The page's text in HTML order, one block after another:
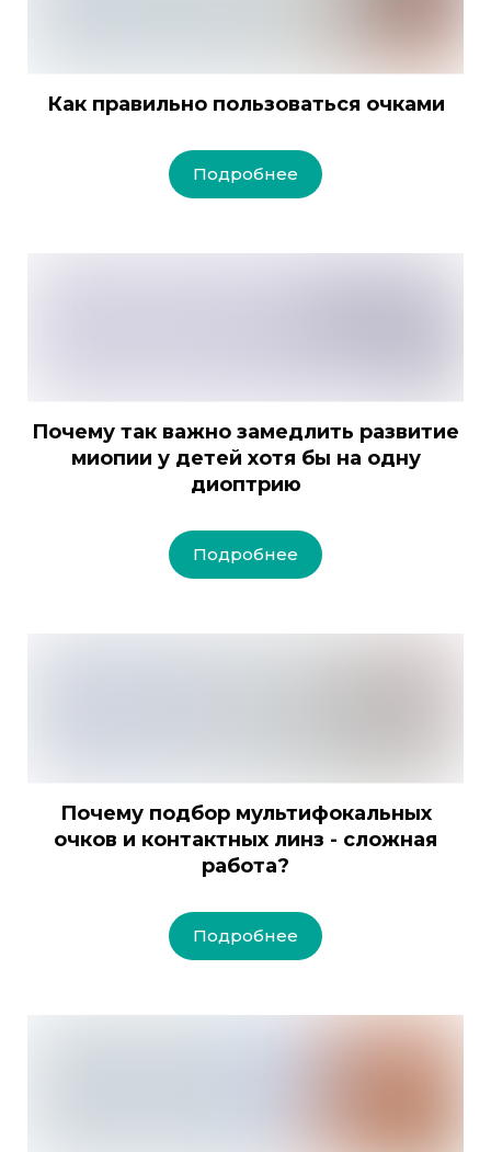
Как правильно пользоваться очками
Подробнее
Почему так важно замедлить развитие
миопии у детей хотя бы на одну
диоптрию
Подробнее
Почему подбор мультифокальных
очков и контактных линз - сложная
работа?
Подробнее